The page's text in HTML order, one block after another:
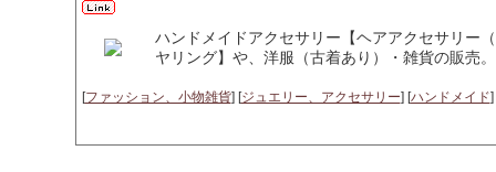
ハンドメイドアクセサリー【ヘアアクセサリー
ヤリング】や、洋服（古着あり）・雑貨の販売。
[ファッション、小物雑貨] [ジュエリー、アクセサリー] [ハンドメイド]